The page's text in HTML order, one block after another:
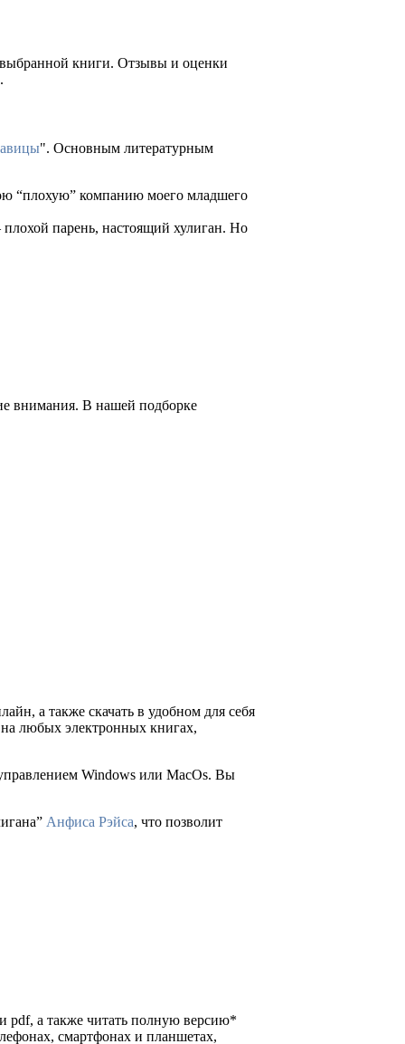
выбранной книги. Отзывы и оценки
". Основным литературным
“плохую” компанию моего младшего
парень, настоящий хулиган. Но
внимания. В нашей подборке
а также скачать в удобном для себя
любых электронных книгах,
Windows или MacOs. Вы
Анфиса Рэйса, что позволит
pdf, а также читать полную версию*
смартфонах и планшетах,